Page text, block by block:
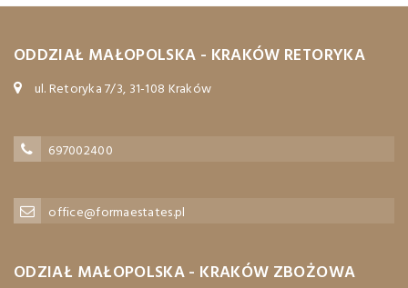
ODDZIAŁ MAŁOPOLSKA - KRAKÓW RETORYKA
ul. Retoryka 7/3, 31-108 Kraków
697002400
office@formaestates.pl
ODZIAŁ MAŁOPOLSKA - KRAKÓW ZBOŻOWA